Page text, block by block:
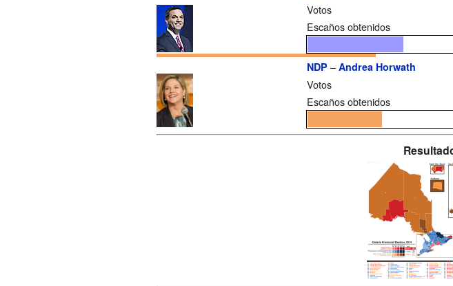
Votos
Escaños obtenidos
NDP – Andrea Horwath
Votos
Escaños obtenidos